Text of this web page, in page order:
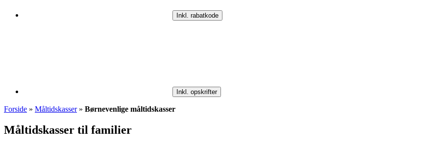
Inkl. rabatkode
Inkl. opskrifter
Forside » Måltidskasser» Børnevenlige måltidskasser
Måltidskasser til familier